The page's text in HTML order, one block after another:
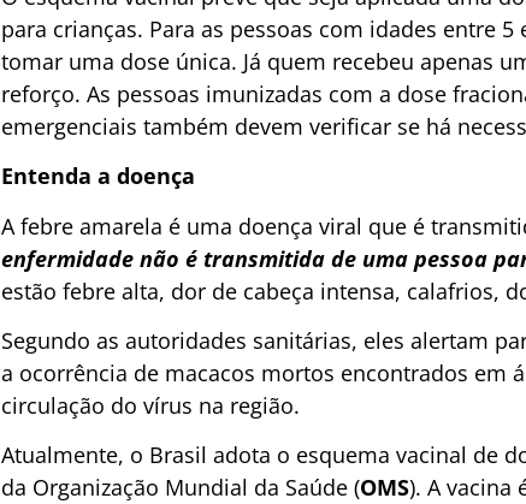
para crianças. Para as pessoas com idades entre
tomar uma dose única. Já quem recebeu apenas
reforço. As pessoas imunizadas com a dose
emergenciais também devem verificar se há
Entenda a doença
A febre amarela é uma doença viral que é
enfermidade não é transmitida de uma pessoa
estão febre alta, dor de cabeça intensa, calafrios,
Segundo as autoridades sanitárias, eles alertam
a ocorrência de macacos mortos encontrados em
circulação do vírus na região.
Atualmente, o Brasil adota o esquema vacinal de
da Organização Mundial da Saúde (OMS). A vacina